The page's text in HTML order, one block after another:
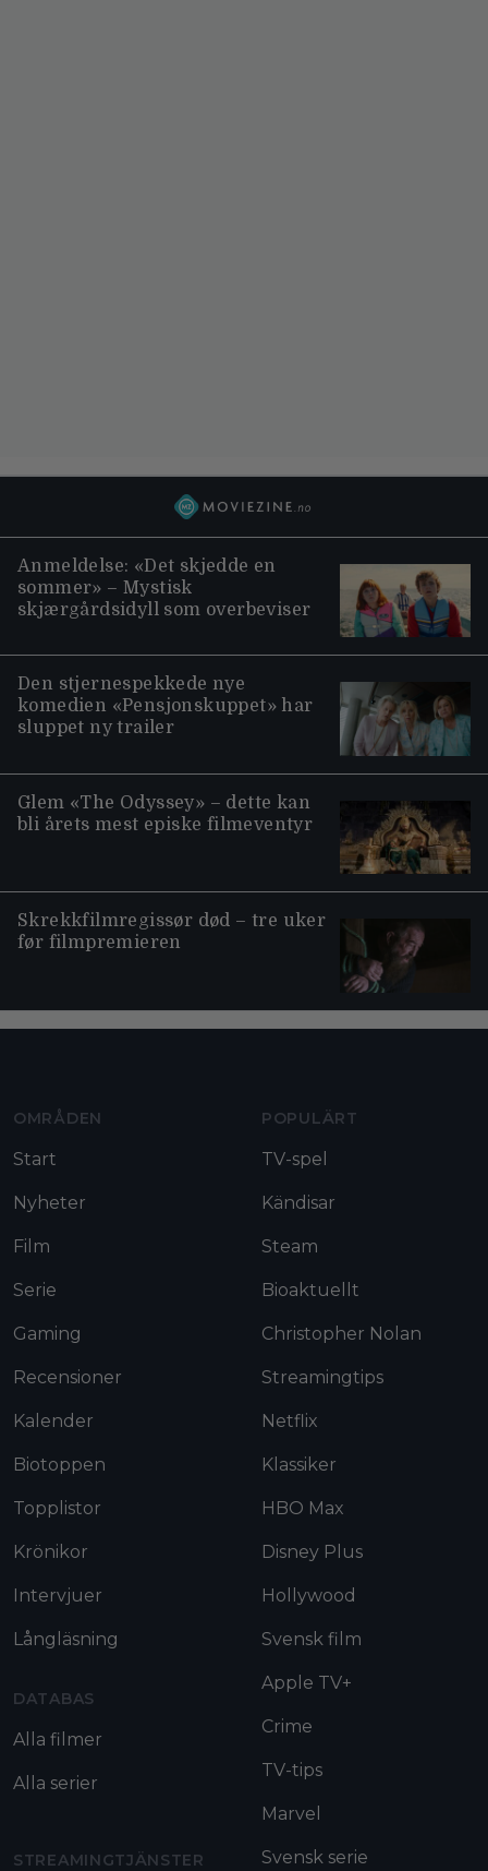
Anmeldelse: «Det skjedde en
sommer» – Mystisk
skjærgårdsidyll som overbeviser
Den stjernespekkede nye
komedien «Pensjonskuppet» har
sluppet ny trailer
Glem «The Odyssey» – dette kan
bli årets mest episke filmeventyr
Skrekkfilmregissør død – tre uker
før filmpremieren
OMRÅDEN
Start
Nyheter
Film
Serie
Gaming
Recensioner
Kalender
Biotoppen
Topplistor
Krönikor
Intervjuer
Långläsning
DATABAS
Alla filmer
Alla serier
STREAMINGTJÄNSTER
POPULÄRT
TV-spel
Kändisar
Steam
Bioaktuellt
Christopher Nolan
Streamingtips
Netflix
Klassiker
HBO Max
Disney Plus
Hollywood
Svensk film
Apple TV+
Crime
TV-tips
Marvel
Svensk serie